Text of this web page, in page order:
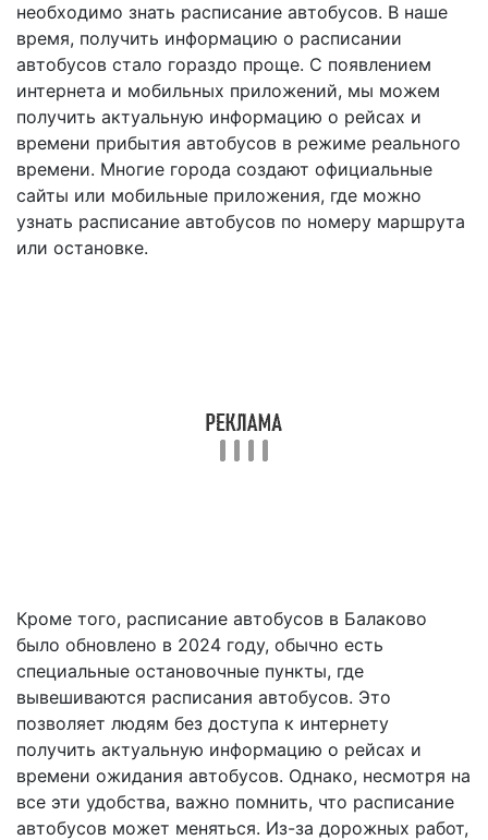
необходимо знать расписание автобусов. В наше
время, получить информацию о расписании
автобусов стало гораздо проще. С появлением
интернета и мобильных приложений, мы можем
получить актуальную информацию о рейсах и
времени прибытия автобусов в режиме реального
времени. Многие города создают официальные
сайты или мобильные приложения, где можно
узнать расписание автобусов по номеру маршрута
или остановке.
Кроме того, расписание автобусов в Балаково
было обновлено в 2024 году, обычно есть
специальные остановочные пункты, где
вывешиваются расписания автобусов. Это
позволяет людям без доступа к интернету
получить актуальную информацию о рейсах и
времени ожидания автобусов. Однако, несмотря на
все эти удобства, важно помнить, что расписание
автобусов может меняться. Из-за дорожных работ,